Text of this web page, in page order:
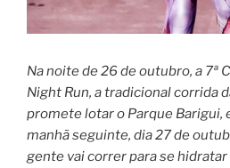
Na noite de 26 de outubro, a 7ª
Night Run, a tradicional corrida
promete lotar o Parque Barigui,
manhã seguinte, dia 27 de
gente vai correr para se